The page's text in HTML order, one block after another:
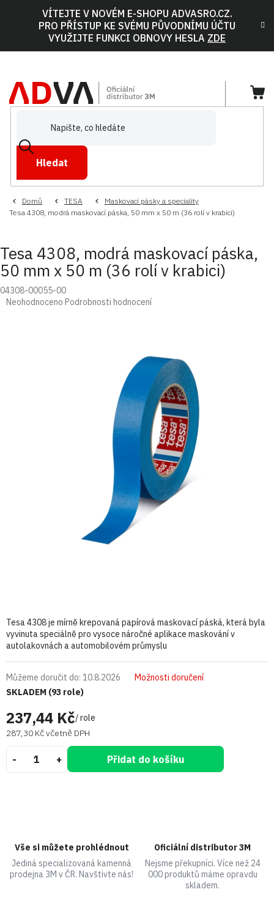
VÍTEJTE V NOVÉM E-SHOPU ADVASRO.CZ.
PRO PŘÍSTUP KE SVÉMU PŮVODNÍMU ÚČTU
VYUŽIJTE FUNKCI OBNOVY HESLA ZDE
Hledat
Domů TESA
Maskovací pásky a speciality
Tesa 4308, modrá maskovací páska, 50 mm x 50 m (36 rolí v krabici)
Tesa 4308, modrá maskovací páska,
50 mm x 50 m (36 rolí v krabici)
04308-00055-00
Průměrné
Neohodnoceno Podrobnosti hodnocení
237,44 Kč/ role
287,30 Kč včetně DPH
SKLADEM (93 role)
Můžeme doručit do: 10.8.2026 Možnosti doručení
Přidat do košíku
Tesa 4308 je mírně krepovaná papírová maskovací páská, která byla
vyvinuta speciálně pro vysoce náročné aplikace maskování v
autolakovnách a automobilovém průmyslu
Vše si můžete prohlédnout
Jediná specializovaná kamenná
prodejna 3M v ČR. Navštivte nás!
Oficiální distributor 3M
Nejsme překupníci. Více než 24
000 produktů máme opravdu
skladem.